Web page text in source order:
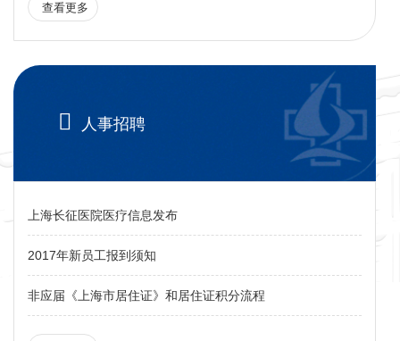
查看更多
 人事招聘
上海长征医院医疗信息发布
2017年新员工报到须知
非应届《上海市居住证》和居住证积分流程